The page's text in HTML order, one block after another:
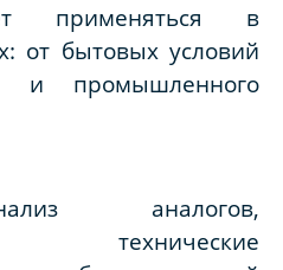
применяться в
от бытовых условий
и промышленного
аналогов,
технические